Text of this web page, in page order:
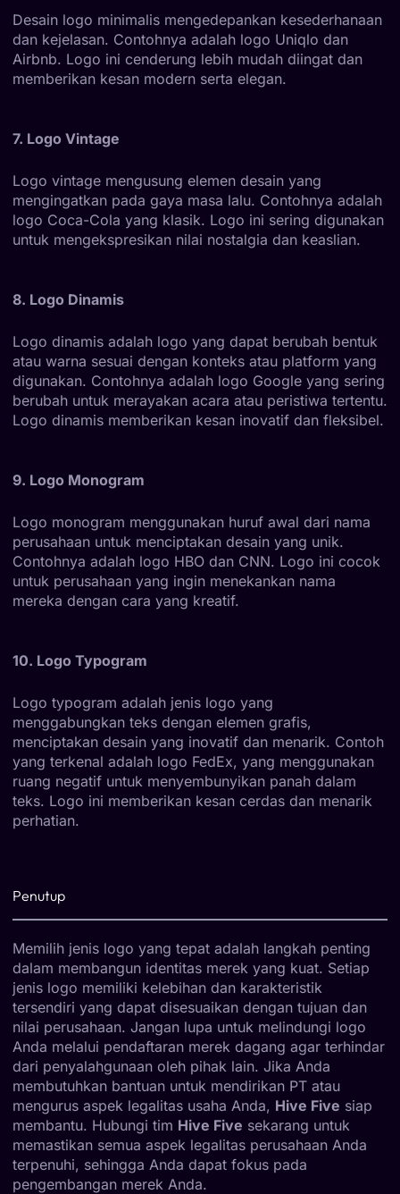
Desain logo minimalis mengedepankan kesederhanaan
dan kejelasan. Contohnya adalah logo Uniqlo dan
Airbnb. Logo ini cenderung lebih mudah diingat dan
memberikan kesan modern serta elegan.
7. Logo Vintage
Logo vintage mengusung elemen desain yang
mengingatkan pada gaya masa lalu. Contohnya adalah
logo Coca-Cola yang klasik. Logo ini sering digunakan
untuk mengekspresikan nilai nostalgia dan keaslian.
8. Logo Dinamis
Logo dinamis adalah logo yang dapat berubah bentuk
atau warna sesuai dengan konteks atau platform yang
digunakan. Contohnya adalah logo Google yang sering
berubah untuk merayakan acara atau peristiwa tertentu.
Logo dinamis memberikan kesan inovatif dan fleksibel.
9. Logo Monogram
Logo monogram menggunakan huruf awal dari nama
perusahaan untuk menciptakan desain yang unik.
Contohnya adalah logo HBO dan CNN. Logo ini cocok
untuk perusahaan yang ingin menekankan nama
mereka dengan cara yang kreatif.
10. Logo Typogram
Logo typogram adalah jenis logo yang
menggabungkan teks dengan elemen grafis,
menciptakan desain yang inovatif dan menarik. Contoh
yang terkenal adalah logo FedEx, yang menggunakan
ruang negatif untuk menyembunyikan panah dalam
teks. Logo ini memberikan kesan cerdas dan menarik
perhatian.
Penutup
Memilih jenis logo yang tepat adalah langkah penting
dalam membangun identitas merek yang kuat. Setiap
jenis logo memiliki kelebihan dan karakteristik
tersendiri yang dapat disesuaikan dengan tujuan dan
nilai perusahaan. Jangan lupa untuk melindungi logo
Anda melalui pendaftaran merek dagang agar terhindar
dari penyalahgunaan oleh pihak lain. Jika Anda
membutuhkan bantuan untuk mendirikan PT atau
mengurus aspek legalitas usaha Anda, Hive Five siap
membantu. Hubungi tim Hive Five sekarang untuk
memastikan semua aspek legalitas perusahaan Anda
terpenuhi, sehingga Anda dapat fokus pada
pengembangan merek Anda.